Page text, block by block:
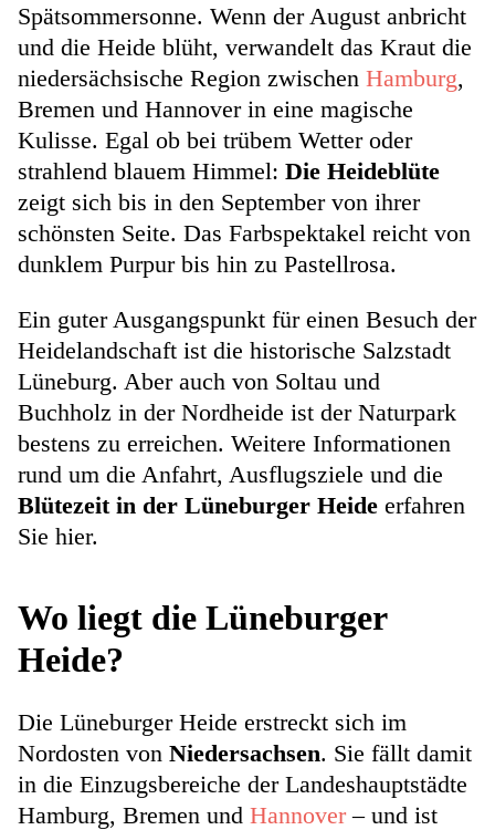
Spätsommersonne. Wenn der August anbricht
und die Heide blüht, verwandelt das Kraut die
niedersächsische Region zwischen Hamburg,
Bremen und Hannover in eine magische
Kulisse. Egal ob bei trübem Wetter oder
strahlend blauem Himmel: Die Heideblüte
zeigt sich bis in den September von ihrer
schönsten Seite. Das Farbspektakel reicht von
dunklem Purpur bis hin zu Pastellrosa.
Ein guter Ausgangspunkt für einen Besuch der
Heidelandschaft ist die historische Salzstadt
Lüneburg. Aber auch von Soltau und
Buchholz in der Nordheide ist der Naturpark
bestens zu erreichen. Weitere Informationen
rund um die Anfahrt, Ausflugsziele und die
Blütezeit in der Lüneburger Heide erfahren
Sie hier.
Wo liegt die Lüneburger
Heide?
Die Lüneburger Heide erstreckt sich im
Nordosten von Niedersachsen. Sie fällt damit
in die Einzugsbereiche der Landeshauptstädte
Hamburg, Bremen und Hannover– und ist